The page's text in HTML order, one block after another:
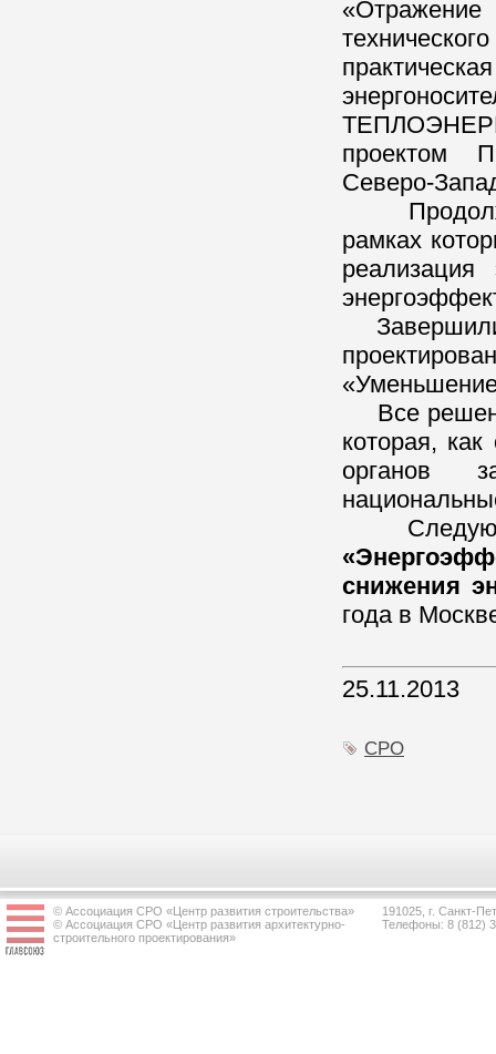
проектом
Северо-
рамках
реализация
Завершили
Все
которая,
органов
снижения
года в
25.11.2013
СРО
© Ассоциация СРО «Центр развития строительства»
© Ассоциация СРО «Центр развития архитектурно-
строительного проектирования»
191025, г. Санкт-
Телефоны: 8 (812)